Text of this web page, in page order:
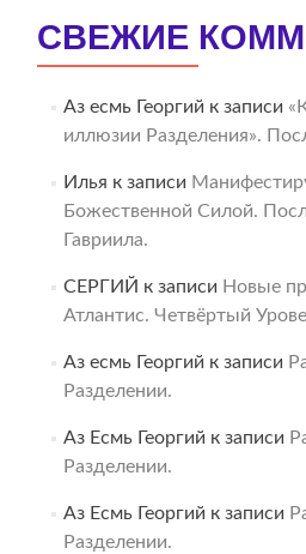
СВЕЖИЕ
Аз есмь Георгий к записи
иллюзии Разделения».
Илья к записи
Божественной Силой.
Гавриила.
СЕРГИЙ к записи Новые
Атлантис. Четвёртый
Аз есмь Георгий к записи
Разделении.
Аз Есмь Георгий к записи
Разделении.
Аз Есмь Георгий к записи
Разделении.